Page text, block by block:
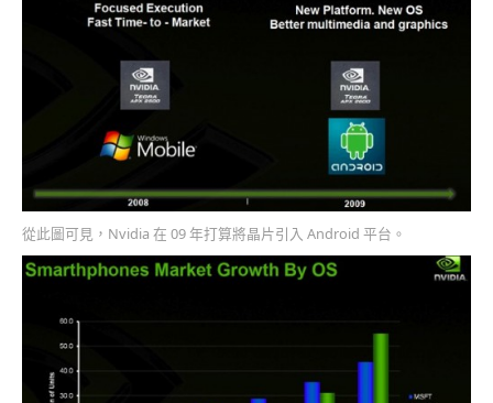
從此圖可見，Nvidia 在 09 年打算將晶片引入 Android 平台。